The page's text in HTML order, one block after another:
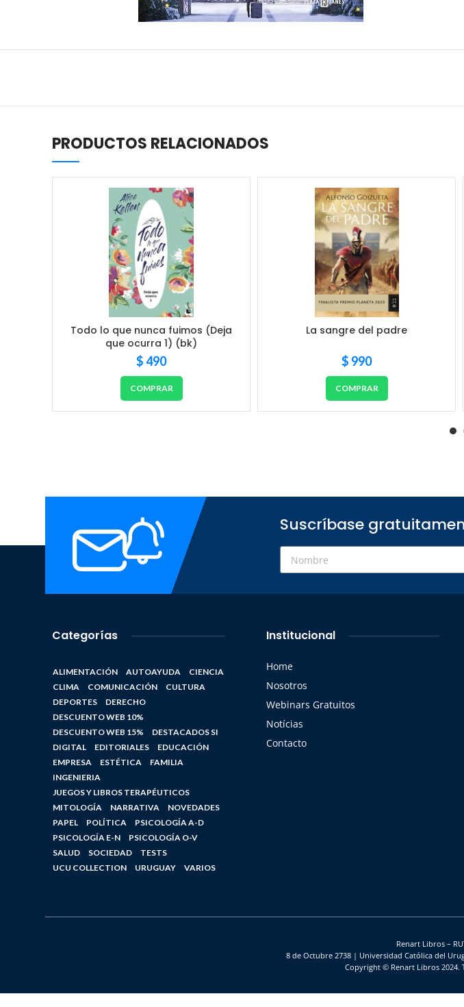
PRODUCTOS RELACIONADOS
Todo lo que nunca fuimos (Deja
que ocurra 1) (bk)
$490
COMPRAR
La sangre del padre
$ 990
COMPRAR
Suscríbase
Categorías
ALIMENTACIÓN AUTOAYUDA
CIENCIA
CLIMA
COMUNICACIÓN
CULTURA
DEPORTES
DERECHO
DESCUENTO WEB 10%
DESCUENTO WEB 15%
DESTACADOS SI
DIGITAL
EDITORIALES
EDUCACIÓN
EMPRESA
ESTÉTICA
FAMILIA
INGENIERIA
JUEGOS Y LIBROS TERAPÉUTICOS
MITOLOGÍA
NARRATIVA
NOVEDADES
PAPEL
POLÍTICA
PSICOLOGÍA A-D
PSICOLOGÍA E-N
PSICOLOGÍA O-V
SALUD
SOCIEDAD
TESTS
UCU COLLECTION
URUGUAY VARIOS
Institucional
Home
Nosotros
Webinars Gratuitos
Notícias
Contacto
Renart Libros –
8 de Octubre 2738 | Universidad Católica del
Copyright © Renart Libros 2024.